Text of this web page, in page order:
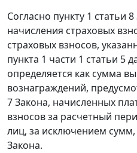
Согласно пункту 1 статьи 8
начисления страховых
страховых взносов,
пункта 1 части 1 статьи 5
определяется как сумма
вознаграждений,
7Закона, начисленных
взносов за расчетный
лиц, за исключением сумм,
Закона.